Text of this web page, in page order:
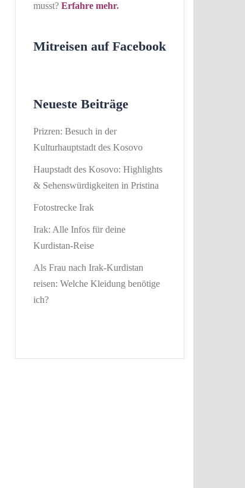
musst? Erfahre mehr.
Mitreisen auf Facebook
Neueste Beiträge
Prizren: Besuch in der
Kulturhauptstadt des Kosovo
Haupstadt des Kosovo: Highlights
& Sehenswürdigkeiten in Pristina
Fotostrecke Irak
Irak: Alle Infos für deine
Kurdistan-Reise
Als Frau nach Irak-Kurdistan
reisen: Welche Kleidung benötige
ich?